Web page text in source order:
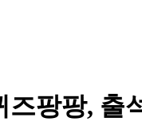
팡팡, 출